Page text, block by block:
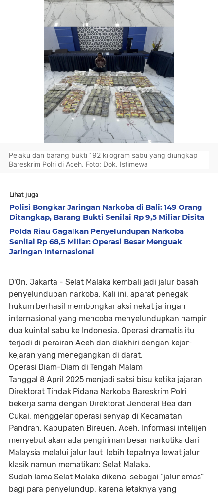
Pelaku dan barang bukti 192 kilogram sabu yang diungkap
Bareskrim Polri di Aceh. Foto: Dok. Istimewa
Lihat juga
Polisi Bongkar Jaringan Narkoba di Bali: 149 Orang
Ditangkap, Barang Bukti Senilai Rp 9,5 Miliar Disita
Polda Riau Gagalkan Penyelundupan Narkoba
Senilai Rp 68,5 Miliar: Operasi Besar Menguak
Jaringan Internasional
D'On, Jakarta - Selat Malaka kembali jadi jalur basah
penyelundupan narkoba. Kali ini, aparat penegak
hukum berhasil membongkar aksi nekat jaringan
internasional yang mencoba menyelundupkan hampir
dua kuintal sabu ke Indonesia. Operasi dramatis itu
terjadi di perairan Aceh dan diakhiri dengan kejar-
kejaran yang menegangkan di darat.
Operasi Diam-Diam di Tengah Malam
Tanggal 8 April 2025 menjadi saksi bisu ketika jajaran
Direktorat Tindak Pidana Narkoba Bareskrim Polri
bekerja sama dengan Direktorat Jenderal Bea dan
Cukai, menggelar operasi senyap di Kecamatan
Pandrah, Kabupaten Bireuen, Aceh. Informasi intelijen
menyebut akan ada pengiriman besar narkotika dari
Malaysia melalui jalur laut lebih tepatnya lewat jalur
klasik namun mematikan: Selat Malaka.
Sudah lama Selat Malaka dikenal sebagai “jalur emas”
bagi para penyelundup, karena letaknya yang